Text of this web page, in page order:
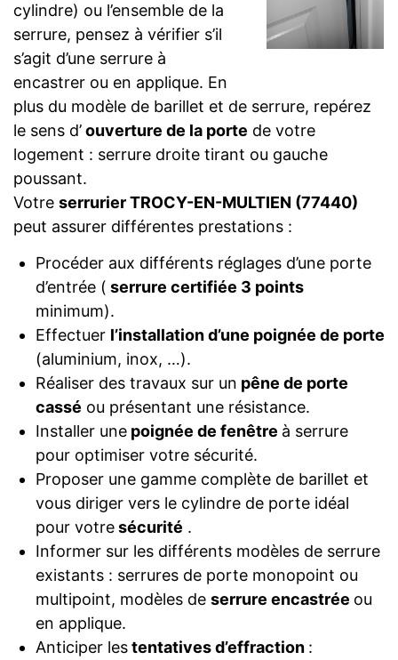
cylindre) ou l’ensemble de la
serrure, pensez à vérifier s’il
s’agit d’une serrure à
encastrer ou en applique. En
plus du modèle de barillet et de serrure, repérez
le sens d’ouverture de la porte de votre
logement : serrure droite tirant ou gauche
poussant.
Votre serrurier TROCY-EN-MULTIEN (77440)
peut assurer différentes prestations :
Procéder aux différents réglages d’une porte
d’entrée ( serrure certifiée 3 points
minimum).
Effectuer l’installation d’une poignée de porte
(aluminium, inox, …).
Réaliser des travaux sur un pêne de porte
cassé ou présentant une résistance.
Installer unepoignée de fenêtre à serrure
pour optimiser votre sécurité.
Proposer une gamme complète de barillet et
vous diriger vers le cylindre de porte idéal
pour votresécurité .
Informer sur les différents modèles de serrure
existants : serrures de porte monopoint ou
multipoint, modèles de serrure encastrée ou
en applique.
Anticiper lestentatives d’effraction :